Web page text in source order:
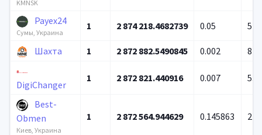
KMNSK
Payex24
Сумы, Украина
1 2 874 218.4682739 0.05 5
Шахта 1 2 872 882.5490845 0.002
DigiChanger
1 2 872 821.440916 0.007 53
Best-
Obmen
Киев, Украина
1 2 872 564.944629 0.145863 27